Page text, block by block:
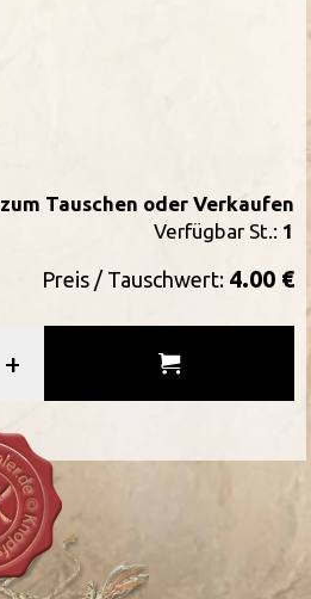
zum Tauschen oder Verkaufen
Verfügbar St.: 1
Preis / Tauschwert: 4.00 €
+